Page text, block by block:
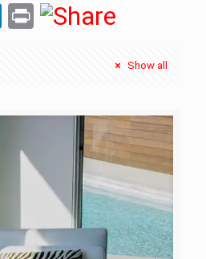
LinkedIn
Print
Show all